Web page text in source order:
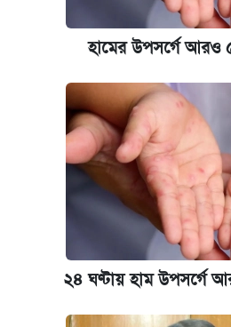
হামের উপসর্গে আরও
২৪ ঘণ্টায় হাম উপসর্গে